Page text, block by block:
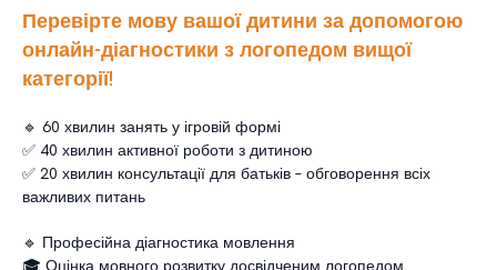
Перевірте мову вашої дитини за допомогою
онлайн-діагностики з логопедом вищої
категорії!
🔹 60 хвилин занять у ігровій формі
✅ 40 хвилин активної роботи з дитиною
✅ 20 хвилин консультації для батьків – обговорення всіх
важливих питань
🔹 Професійна діагностика мовлення
🎓 Оцінка мовного розвитку досвідченим логопедом